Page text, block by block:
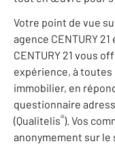
Votre point de vue
agence CENTURY
CENTURY 21 vous
expérience, à
immobilier, en
questionnaire
(Qualitelis®). Vos
anonymement sur le